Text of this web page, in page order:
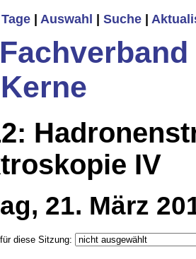
Tage Auswahl Suche
IV
21. März
diese Sitzung: